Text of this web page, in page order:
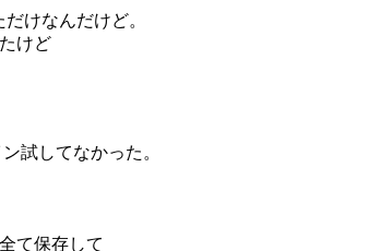
けなんだけど。
けど
試してなかった。
て保存して